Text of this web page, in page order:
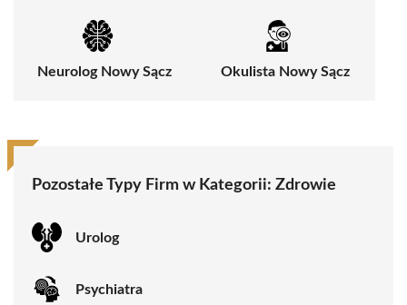
Neurolog Nowy Sącz Okulista Nowy Sącz
Pozostałe Typy Firm w Kategorii: Zdrowie
Urolog
Psychiatra